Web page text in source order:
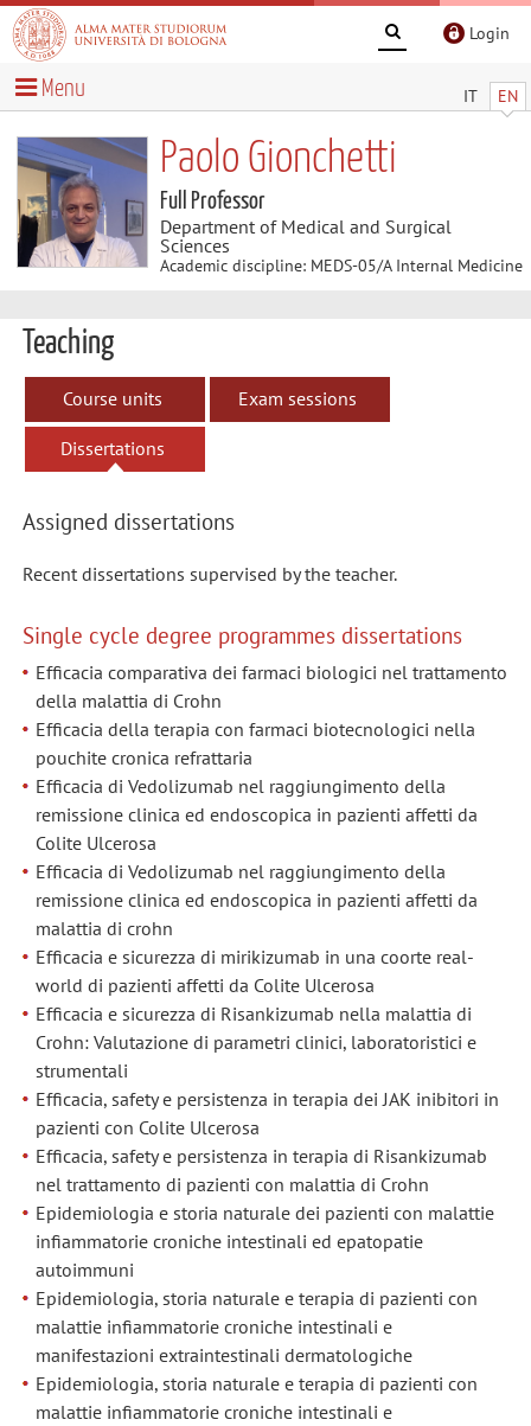
Login
IT EN
Menu
Paolo Gionchetti
Full Professor
Department of Medical and Surgical
Sciences
Academic discipline: MEDS-05/A Internal Medicine
Teaching
Course units Exam sessions
Dissertations
Assigned dissertations
Recent dissertations supervised by the teacher.
Single cycle degree programmes dissertations
Efficacia comparativa dei farmaci biologici nel trattamento
della malattia di Crohn
Efficacia della terapia con farmaci biotecnologici nella
pouchite cronica refrattaria
Efficacia di Vedolizumab nel raggiungimento della
remissione clinica ed endoscopica in pazienti affetti da
Colite Ulcerosa
Efficacia di Vedolizumab nel raggiungimento della
remissione clinica ed endoscopica in pazienti affetti da
malattia di crohn
Efficacia e sicurezza di mirikizumab in una coorte real-
world di pazienti affetti da Colite Ulcerosa
Efficacia e sicurezza di Risankizumab nella malattia di
Crohn: Valutazione di parametri clinici, laboratoristici e
strumentali
Efficacia, safety e persistenza in terapia dei JAK inibitori in
pazienti con Colite Ulcerosa
Efficacia, safety e persistenza in terapia di Risankizumab
nel trattamento di pazienti con malattia di Crohn
Epidemiologia e storia naturale dei pazienti con malattie
infiammatorie croniche intestinali ed epatopatie
autoimmuni
Epidemiologia, storia naturale e terapia di pazienti con
malattie infiammatorie croniche intestinali e
manifestazioni extraintestinali dermatologiche
Epidemiologia, storia naturale e terapia di pazienti con
malattie infiammatorie croniche intestinali e